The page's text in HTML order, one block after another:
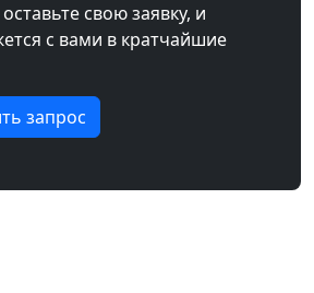
свою заявку, и
с вами в кратчайшие
запрос